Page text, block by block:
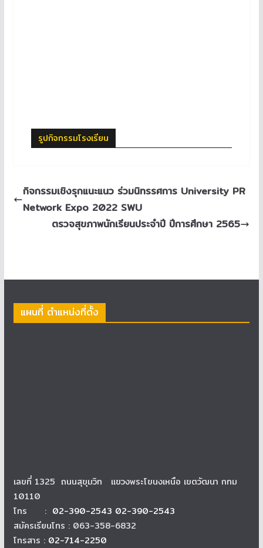
รูปกิจกรรมโรงเรียน
กิจกรรมเชิงรุกแนะแนว ร่วมนิทรรศการ University PR
Network Expo 2022 SWU
ตรวจสุขภาพนักเรียนประจำปี ปีการศึกษา 2565
แผนที่ ตำแหน่งที่ตั้ง
เลขที่ 1325 ถนนสุขุมวิท แขวงพระโขนงเหนือ เขตวัฒนา กทม
10110
โทร : 02-390-2543 02-390-2543
สมัครเรียนโทร : 063-358-6832
โทรสาร : 02-714-2250